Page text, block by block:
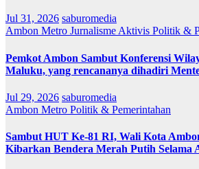
Jul 31, 2026 saburomedia
Ambon Metro Jurnalisme Aktivis Politik &
Pemkot Ambon Sambut Konferensi
Maluku, yang rencananya dihadiri
Jul 29, 2026 saburomedia
Ambon Metro Politik & Pemerintahan
Sambut HUT Ke-81 RI, Wali Kota
Kibarkan Bendera Merah Putih Selama